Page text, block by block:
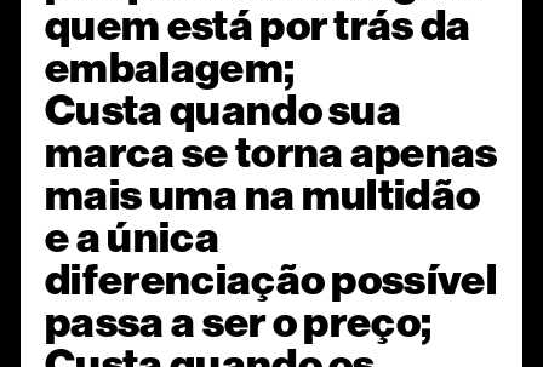
quem está por trás da
embalagem;
Custa quando sua
marca se torna apenas
mais uma na multidão
e a única
diferenciação possível
passa a ser o preço;